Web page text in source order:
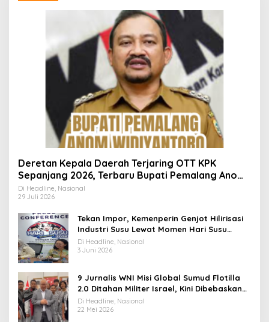
Deretan Kepala Daerah Terjaring OTT KPK
Sepanjang 2026, Terbaru Bupati Pemalang Anom
Widiyantoro
Di Headline, Nasional
29 Juli 2026
Tekan Impor, Kemenperin Genjot Hilirisasi
Industri Susu Lewat Momen Hari Susu
Nusantara 2026
Di Headline, Nasional
3 Juni 2026
9 Jurnalis WNI Misi Global Sumud Flotilla
2.0 Ditahan Militer Israel, Kini Dibebaskan
dan Dievakuasi ke Istanbul
Di Headline, Nasional
22 Mei 2026